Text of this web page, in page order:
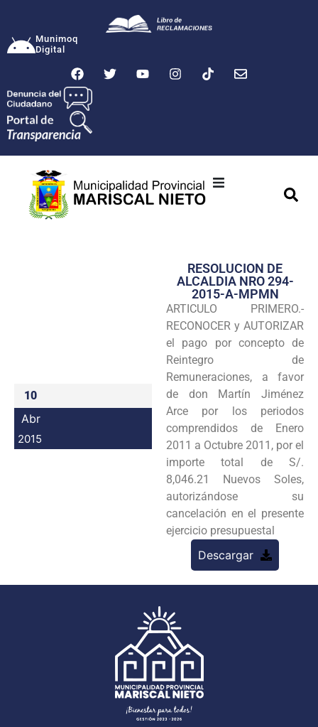
Munimoq
Digital
Transparencia
Seguridad
Programas
10
Abr
2015
RESOLUCION DE
ALCALDIA NRO 294-
2015-A-MPMN
ARTICULO PRIMERO.-
RECONOCER y AUTORIZAR
el pago por concepto de
Reintegro de
Remuneraciones, a favor
de don Martín Jiménez
Arce por los periodos
comprendidos de Enero
2011 a Octubre 2011, por el
importe total de S/.
8,046.21 Nuevos Soles,
autorizándose su
cancelación en el presente
ejercicio presupuestal
Descargar